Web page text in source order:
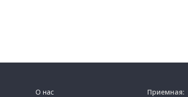
О нас
Приемная: